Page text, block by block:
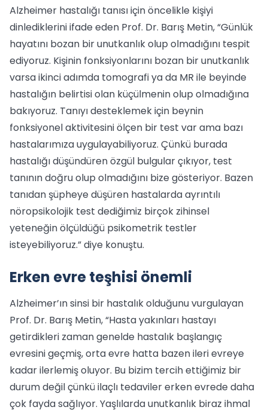
Alzheimer hastalığı tanısı için öncelikle kişiyi
dinlediklerini ifade eden Prof. Dr. Barış Metin, “Günlük
hayatını bozan bir unutkanlık olup olmadığını tespit
ediyoruz. Kişinin fonksiyonlarını bozan bir unutkanlık
varsa ikinci adımda tomografi ya da MR ile beyinde
hastalığın belirtisi olan küçülmenin olup olmadığına
bakıyoruz. Tanıyı desteklemek için beynin
fonksiyonel aktivitesini ölçen bir test var ama bazı
hastalarımıza uygulayabiliyoruz. Çünkü burada
hastalığı düşündüren özgül bulgular çıkıyor, test
tanının doğru olup olmadığını bize gösteriyor. Bazen
tanıdan şüpheye düşüren hastalarda ayrıntılı
nöropsikolojik test dediğimiz birçok zihinsel
yeteneğin ölçüldüğü psikometrik testler
isteyebiliyoruz.” diye konuştu.
Erken evre teşhisi önemli
Alzheimer’ın sinsi bir hastalık olduğunu vurgulayan
Prof. Dr. Barış Metin, “Hasta yakınları hastayı
getirdikleri zaman genelde hastalık başlangıç
evresini geçmiş, orta evre hatta bazen ileri evreye
kadar ilerlemiş oluyor. Bu bizim tercih ettiğimiz bir
durum değil çünkü ilaçlı tedaviler erken evrede daha
çok fayda sağlıyor. Yaşlılarda unutkanlık biraz ihmal